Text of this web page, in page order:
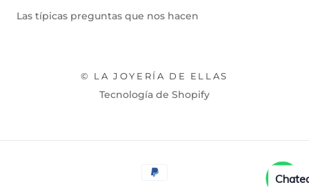
Las típicas preguntas que nos hacen
© LA JOYERÍA DE ELLAS
Tecnología de Shopify